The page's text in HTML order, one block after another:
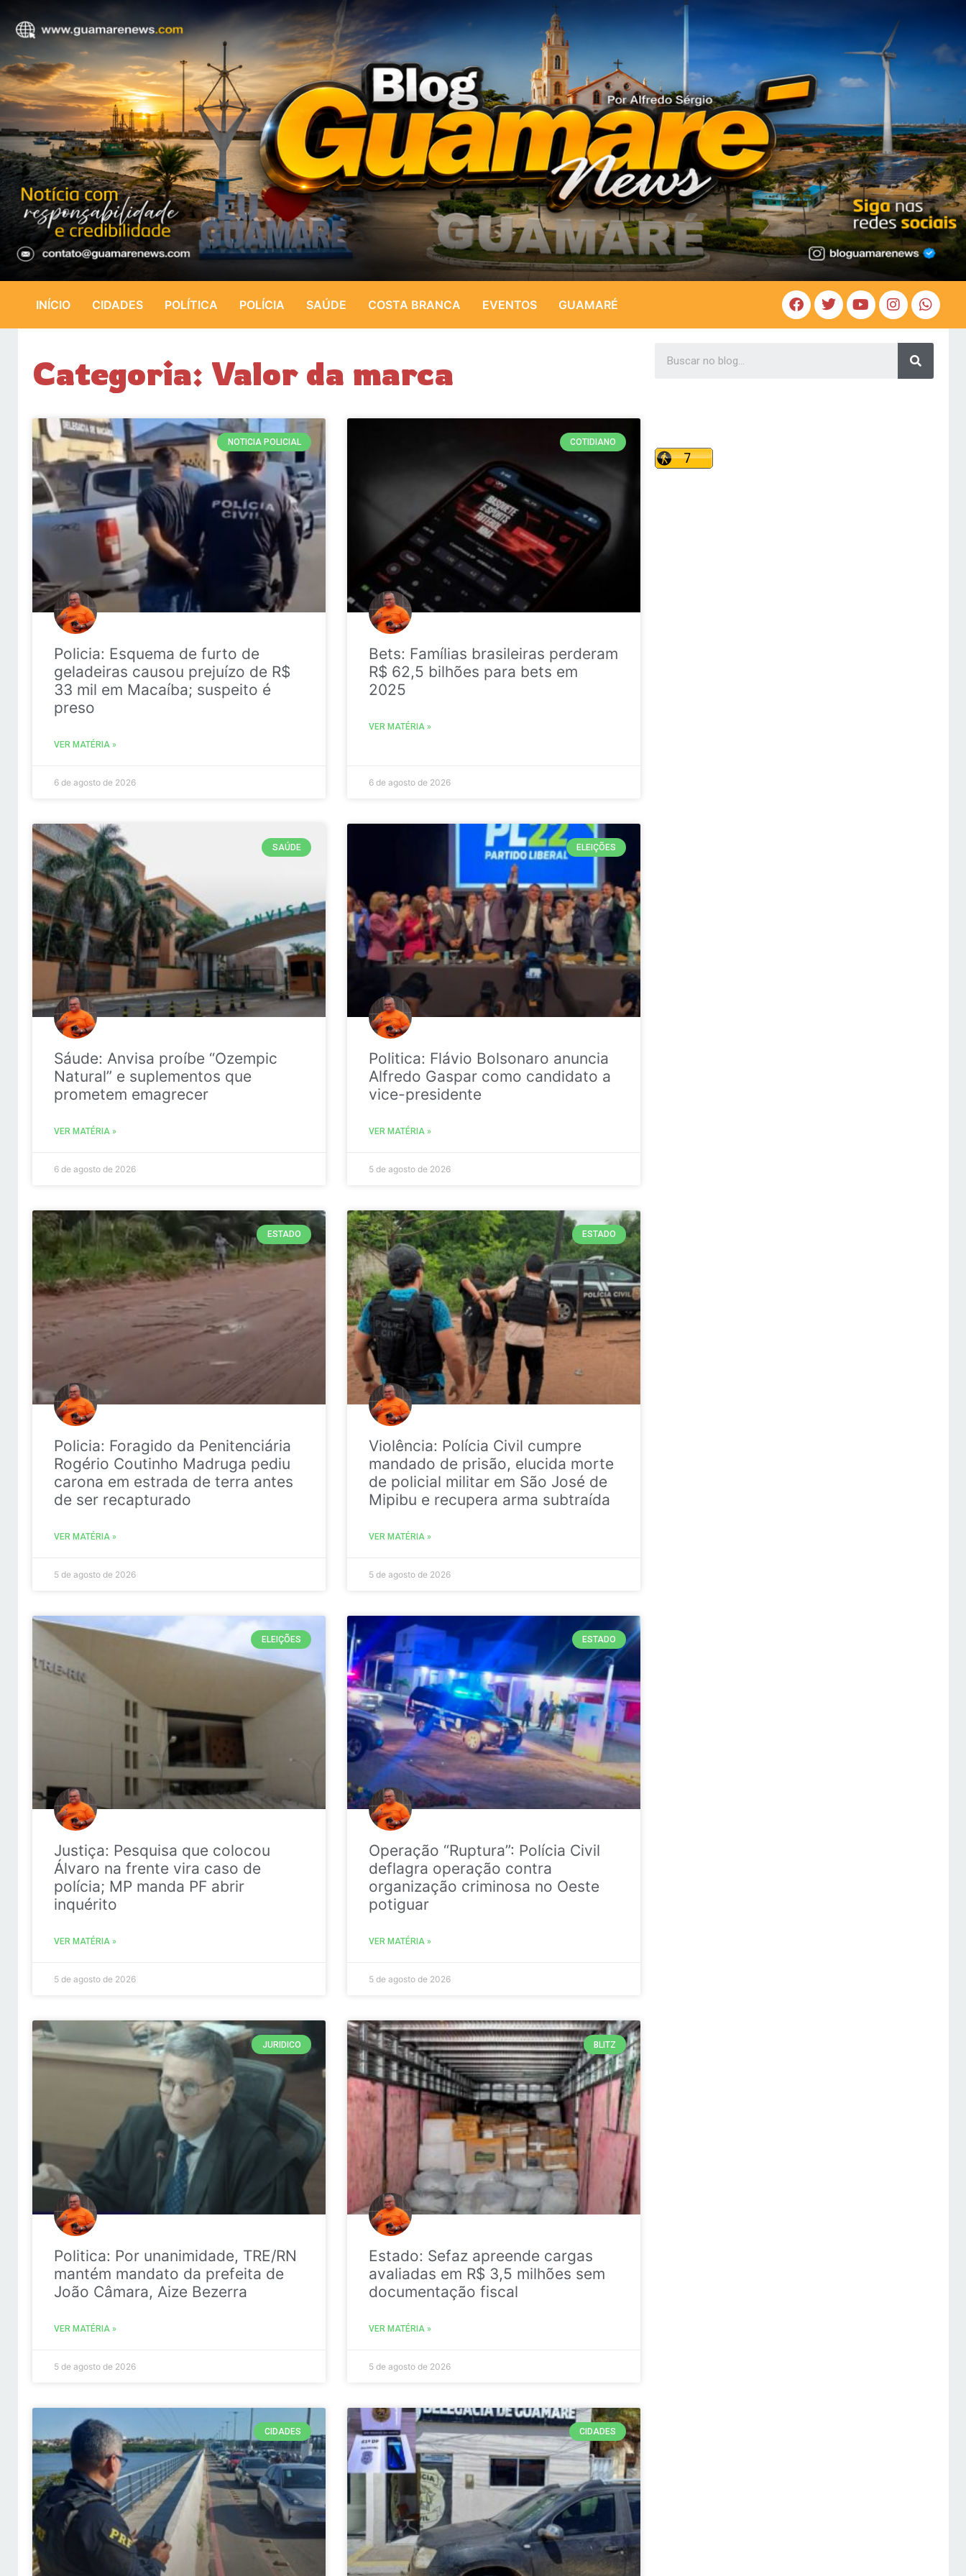
INÍCIO CIDADES POLÍTICA POLÍCIA SAÚDE COSTA BRANCA EVENTOS GUAMARÉ
Categoria: Valor da marca
NOTICIA POLICIAL
Policia: Esquema de furto de
geladeiras causou prejuízo de R$
33 mil em Macaíba; suspeito é
preso
VER MATÉRIA »
6 de agosto de 2026
COTIDIANO
Bets: Famílias brasileiras perderam
R$ 62,5 bilhões para bets em
2025
VER MATÉRIA »
6 de agosto de 2026
SAÚDE
Sáude: Anvisa proíbe “Ozempic
Natural” e suplementos que
prometem emagrecer
VER MATÉRIA »
6 de agosto de 2026
ELEIÇÕES
Politica: Flávio Bolsonaro anuncia
Alfredo Gaspar como candidato a
vice-presidente
VER MATÉRIA »
5 de agosto de 2026
ESTADO
Policia: Foragido da Penitenciária
Rogério Coutinho Madruga pediu
carona em estrada de terra antes
de ser recapturado
VER MATÉRIA »
5 de agosto de 2026
ESTADO
Violência: Polícia Civil cumpre
mandado de prisão, elucida morte
de policial militar em São José de
Mipibu e recupera arma subtraída
VER MATÉRIA »
5 de agosto de 2026
ELEIÇÕES
Justiça: Pesquisa que colocou
Álvaro na frente vira caso de
polícia; MP manda PF abrir
inquérito
VER MATÉRIA »
5 de agosto de 2026
ESTADO
Operação “Ruptura”: Polícia Civil
deflagra operação contra
organização criminosa no Oeste
potiguar
VER MATÉRIA »
5 de agosto de 2026
JURIDICO
Politica: Por unanimidade, TRE/RN
mantém mandato da prefeita de
João Câmara, Aize Bezerra
VER MATÉRIA »
5 de agosto de 2026
BLITZ
Estado: Sefaz apreende cargas
avaliadas em R$ 3,5 milhões sem
documentação fiscal
VER MATÉRIA »
5 de agosto de 2026
CIDADES CIDADES